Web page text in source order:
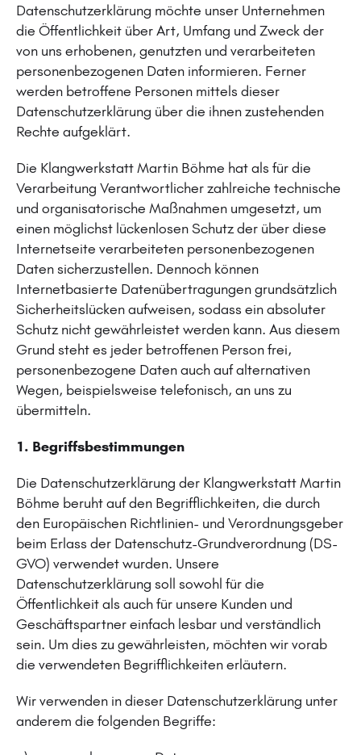
Datenschutzerklärung möchte unser Unternehmen
die Öffentlichkeit über Art, Umfang und Zweck der
von uns erhobenen, genutzten und verarbeiteten
personenbezogenen Daten informieren. Ferner
werden betroffene Personen mittels dieser
Datenschutzerklärung über die ihnen zustehenden
Rechte aufgeklärt.
Die Klangwerkstatt Martin Böhme hat als für die
Verarbeitung Verantwortlicher zahlreiche technische
und organisatorische Maßnahmen umgesetzt, um
einen möglichst lückenlosen Schutz der über diese
Internetseite verarbeiteten personenbezogenen
Daten sicherzustellen. Dennoch können
Internetbasierte Datenübertragungen grundsätzlich
Sicherheitslücken aufweisen, sodass ein absoluter
Schutz nicht gewährleistet werden kann. Aus diesem
Grund steht es jeder betroffenen Person frei,
personenbezogene Daten auch auf alternativen
Wegen, beispielsweise telefonisch, an uns zu
übermitteln.
1. Begriffsbestimmungen
Die Datenschutzerklärung der Klangwerkstatt Martin
Böhme beruht auf den Begrifflichkeiten, die durch
den Europäischen Richtlinien- und Verordnungsgeber
beim Erlass der Datenschutz-Grundverordnung (DS-
GVO) verwendet wurden. Unsere
Datenschutzerklärung soll sowohl für die
Öffentlichkeit als auch für unsere Kunden und
Geschäftspartner einfach lesbar und verständlich
sein. Um dies zu gewährleisten, möchten wir vorab
die verwendeten Begrifflichkeiten erläutern.
Wir verwenden in dieser Datenschutzerklärung unter
anderem die folgenden Begriffe: